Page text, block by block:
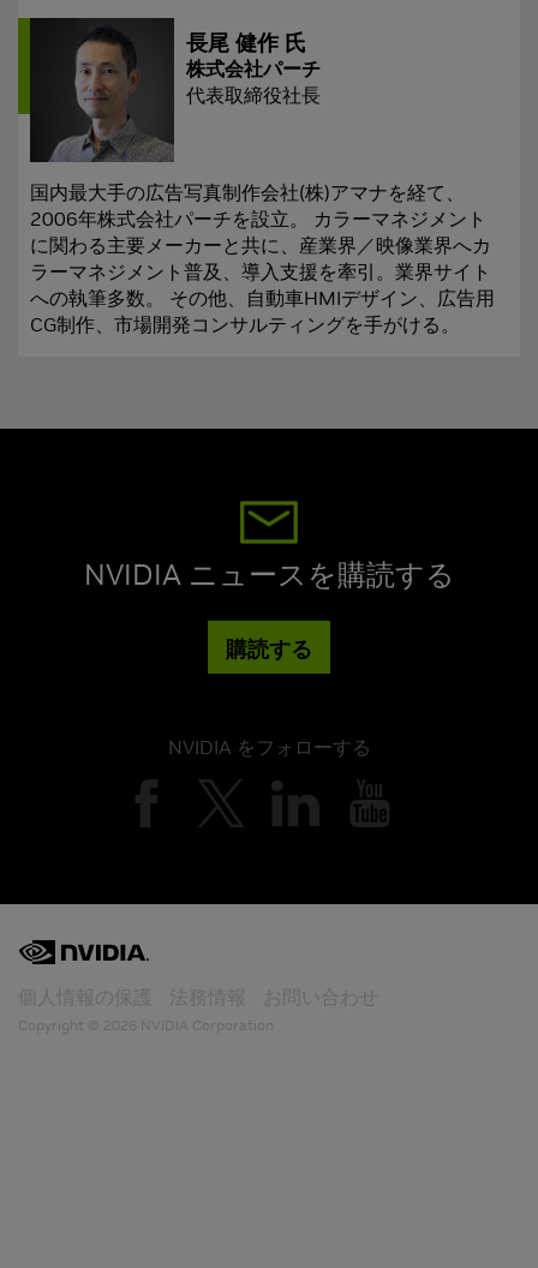
長尾 健作 氏
株式会社パーチ
代表取締役社長
国内最大手の広告写真制作会社(株)アマナを経て、
2006年株式会社パーチを設立。 カラーマネジメント
に関わる主要メーカーと共に、産業界／映像業界へカ
ラーマネジメント普及、導入支援を牽引。業界サイト
への執筆多数。 その他、自動車HMIデザイン、広告用
CG制作、市場開発コンサルティングを手がける。
NVIDIA ニュースを購読する
購読する
NVIDIA をフォローする
個人情報の保護 法務情報 お問い合わせ
Copyright © 2026 NVIDIA Corporation